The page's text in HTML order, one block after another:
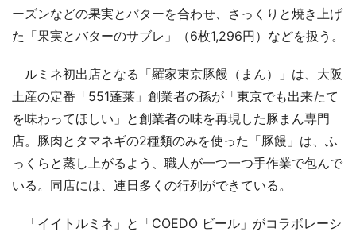
ーズンなどの果実とバターを合わせ、さっくりと焼き上げ
た「果実とバターのサブレ」（6枚1,296円）などを扱う。
ルミネ初出店となる「羅家東京豚饅（まん）」は、大阪
土産の定番「551蓬莱」創業者の孫が「東京でも出来たて
を味わってほしい」と創業者の味を再現した豚まん専門
店。豚肉とタマネギの2種類のみを使った「豚饅」は、ふ
っくらと蒸し上がるよう、職人が一つ一つ手作業で包んで
いる。同店には、連日多くの行列ができている。
「イイトルミネ」と「COEDO ビール」がコラボレーシ